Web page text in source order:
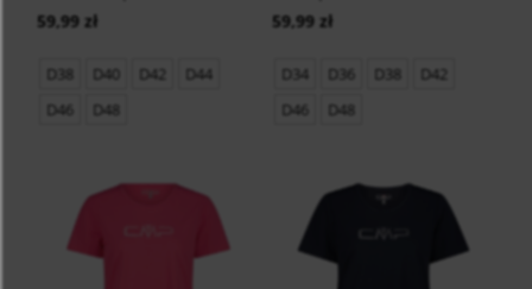
59,99 zł
D38 D40 D42
D44
D46
D48
59,99 zł
D34 D36 D38
D42
D46
D48